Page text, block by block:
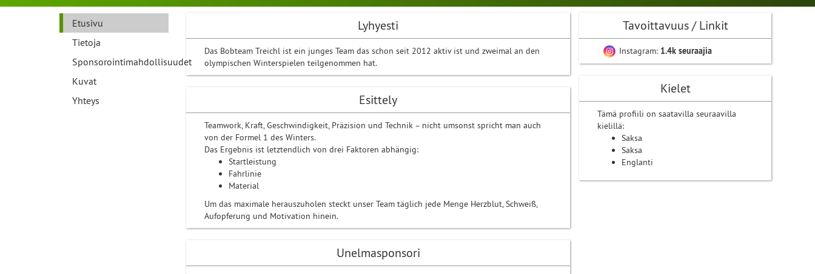
Etusivu
Tietoja
Sponsorointimahdollisuudet
Kuvat
Yhteys
Lyhyesti
Das Bobteam Treichl ist ein junges Team das schon seit 2012 aktiv ist und zweimal an den
olympischen Winterspielen teilgenommen hat.
Esittely
Teamwork, Kraft, Geschwindigkeit, Präzision und Technik – nicht umsonst spricht man auch
von der Formel 1 des Winters.
Das Ergebnis ist letztendlich von drei Faktoren abhängig:
Startleistung
Fahrlinie
Material
Um das maximale herauszuholen steckt unser Team täglich jede Menge Herzblut, Schweiß,
Aufopferung und Motivation hinein.
Unelmasponsori
Tavoittavuus / Linkit
Instagram: 1.4k seuraajia
Kielet
Tämä profiili on saatavilla seuraavilla
kielillä:
Saksa
Saksa
Englanti